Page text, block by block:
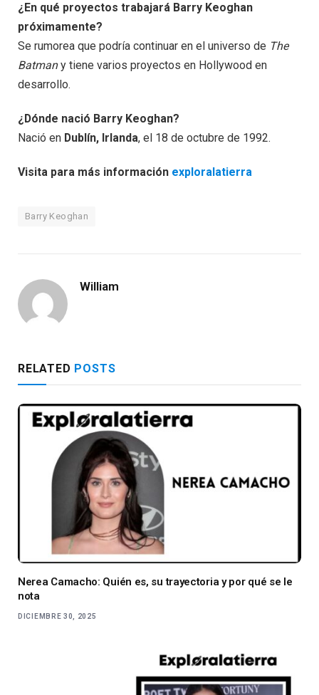
¿En qué proyectos trabajará Barry Keoghan
próximamente?
Se rumorea que podría continuar en el universo de The
Batmany tiene varios proyectos en Hollywood en
desarrollo.
¿Dónde nació Barry Keoghan?
Nació en Dublín, Irlanda, el 18 de octubre de 1992.
Visita para más información exploralatierra
Barry Keoghan
William
RELATED POSTS
Nerea Camacho: Quién es, su trayectoria y por qué se le
nota
DICIEMBRE 30, 2025